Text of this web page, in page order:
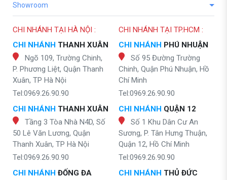
Showroom
CHI NHÁNH TẠI HÀ NỘI :
CHI NHÁNH THANH XUÂN
Ngõ 109, Trường Chinh,
P. Phương Liệt, Quận Thanh
Xuân, TP Hà Nội
Tel:0969.26.90.90
CHI NHÁNH THANH XUÂN
Tầng 3 Tòa Nhà N4D, Số
50 Lê Văn Lương, Quận
Thanh Xuân, TP Hà Nội
Tel:0969.26.90.90
CHI NHÁNH ĐỐNG ĐA
CHI NHÁNH TẠI TP.HCM :
CHI NHÁNH PHÚ NHUẬN
Số 95 Đường Trường
Chinh, Quận Phú Nhuận, Hồ
Chí Minh
Tel:0969.26.90.90
CHI NHÁNH QUẬN 12
Số 1 Khu Dân Cư An
Sương, P. Tân Hưng Thuận,
Quận 12, Hồ Chí Minh
Tel:0969.26.90.90
CHI NHÁNH THỦ ĐỨC